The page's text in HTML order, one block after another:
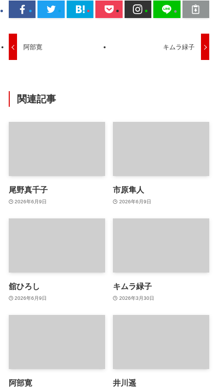
阿部寛 キムラ緑子
関連記事
尾野真千子
2026年6月9日
市原隼人
2026年6月9日
舘ひろし
2026年6月9日
キムラ緑子
2026年3月30日
阿部寛 井川遥